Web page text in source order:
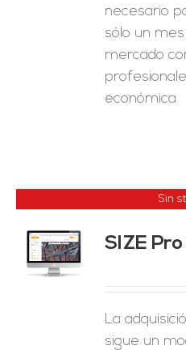
necesario
sólo un
mercado
económica.
Sin
SIZE Pro
La
sigue un